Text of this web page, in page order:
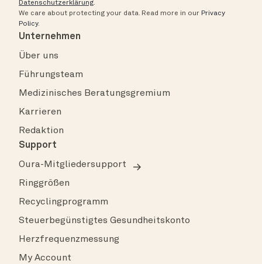
Datenschutzerklärung.
We care about protecting your data. Read more in our Privacy
Policy.
Unternehmen
Über uns
Führungsteam
Medizinisches Beratungsgremium
Karrieren
Redaktion
Support
Oura-Mitgliedersupport
Ringgrößen
Recyclingprogramm
Steuerbegünstigtes Gesundheitskonto
Herzfrequenzmessung
My Account